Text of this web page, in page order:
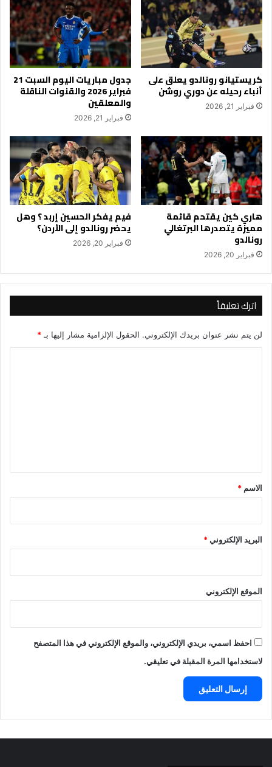
كريستيانو رونالدو يعلق على
أنباء رحيله عن دوري روشن
فبراير 21, 2026
جدول مباريات اليوم السبت 21
فبراير 2026 والقنوات الناقلة
والمعلقين
فبراير 21, 2026
هاري كين يقتحم قائمة
مميزة يتصدرها البرتغالي
رونالدو
فبراير 20, 2026
فيم يفكر الحسين إربد ؟ وهل
يحضر رونالدو إلى الأردن؟
فبراير 20, 2026
اترك تعليقاً
لن يتم نشر عنوان بريدك الإلكتروني. الحقول الإلزامية مشار إليها بـ *
*
الاسم *
البريد الإلكتروني*
الموقع الإلكتروني
احفظ اسمي، بريدي الإلكتروني، والموقع الإلكتروني في هذا المتصفح
لاستخدامها المرة المقبلة في تعليقي.